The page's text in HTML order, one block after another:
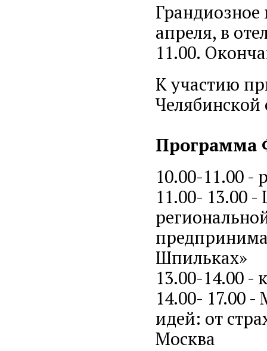
Грандиозное
апреля, в
11.00.
К участию
Челябинской
Программа
10.00-11.00 -
11.00- 13.00
Шпильках»
13.00-14.00 -
14.00- 17.00
идей: от
Москва